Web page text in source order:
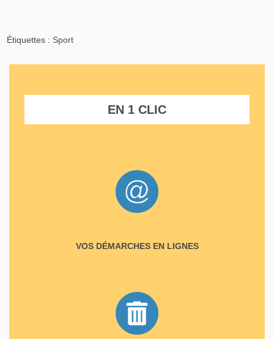
EN 1 CLIC
VOS DÉMARCHES EN LIGNES
Étiquettes : Sport